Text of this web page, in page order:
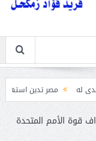
مصر تدين استهداف ناقلة
قوة الأمم المتحدة